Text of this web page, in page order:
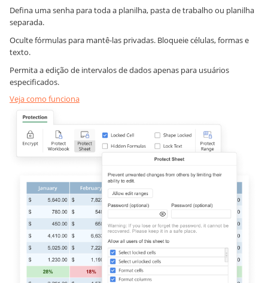
Defina uma senha para toda a planilha, pasta de trabalho ou planilha
separada.
Oculte fórmulas para mantê-las privadas. Bloqueie células, formas e
texto.
Permita a edição de intervalos de dados apenas para usuários
especificados.
Veja como funciona